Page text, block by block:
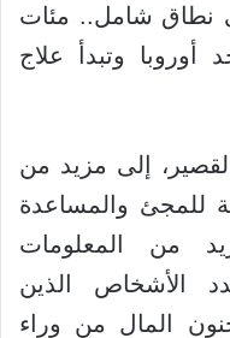
نطاق شامل.. مئات
أوروبا وتبدأ علاج
إلى مزيد من
للمجئ والمساعدة
من المعلومات
الأشخاص الذين
المال من وراء